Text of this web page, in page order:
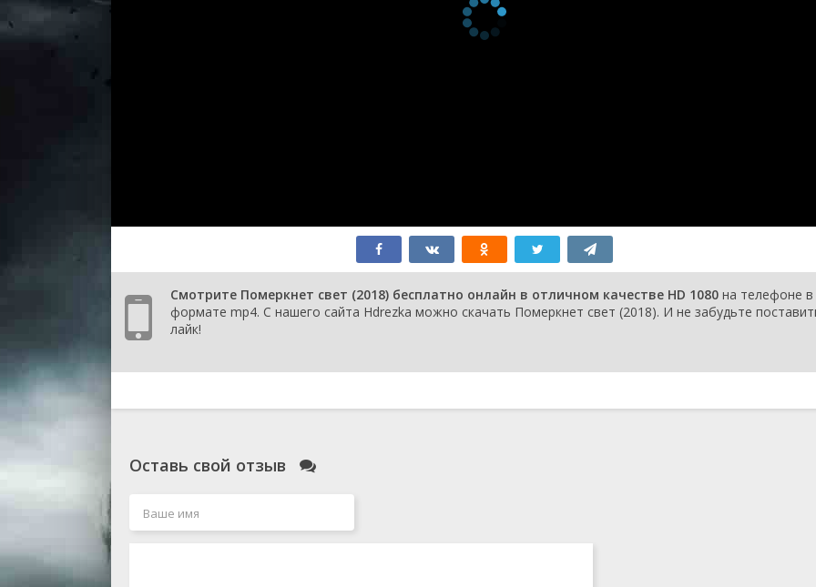
Смотрите Померкнет свет (2018) бесплатно онлайн в отличном качестве HD 1080 на телефоне в
формате mp4. С нашего сайта Hdrezka можно скачать Померкнет свет (2018). И не забудьте
лайк!
Оставь свой отзыв